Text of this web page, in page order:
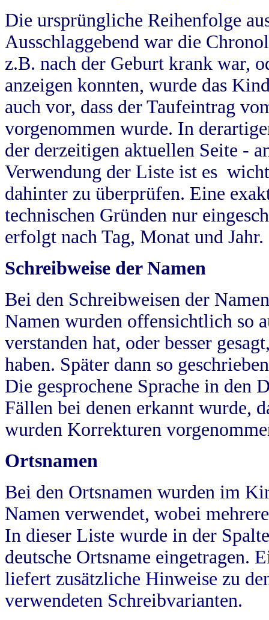
Die ursprüngliche Reihenfolge
Ausschlaggebend war die
z.B. nach der Geburt krank war,
anzeigen konnten, wurde das
auch vor, dass der Taufeintrag
vorgenommen wurde. In
der derzeitigen aktuellen Seite -
Verwendung der Liste ist es
dahinter zu überprüfen. Eine
technischen Gründen nur
erfolgt nach Tag, Monat und Jahr.
Schreibweise der Namen
Bei den Schreibweisen der
Namen wurden offensichtlich so
verstanden hat, oder besser
haben. Später dann so
Die gesprochene Sprache in
Fällen bei denen erkannt wurde,
wurden Korrekturen
Ortsnamen
Bei den Ortsnamen wurden im
Namen verwendet, wobei
In dieser Liste wurde in der
deutsche Ortsname eingetragen.
liefert zusätzliche Hinweise zu
verwendeten Schreibvarianten.